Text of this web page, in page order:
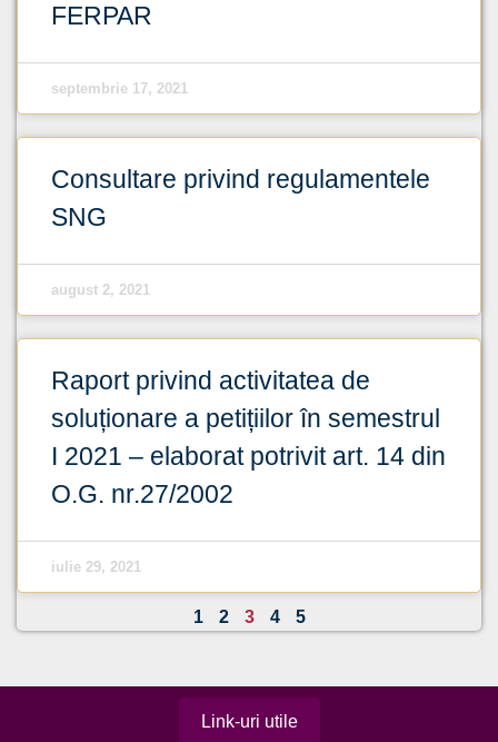
FERPAR
septembrie 17, 2021
Consultare privind regulamentele
SNG
august 2, 2021
Raport privind activitatea de
soluționare a petițiilor în semestrul
I 2021 – elaborat potrivit art. 14 din
O.G. nr.27/2002
iulie 29, 2021
1 2 3 4 5
Link-uri utile